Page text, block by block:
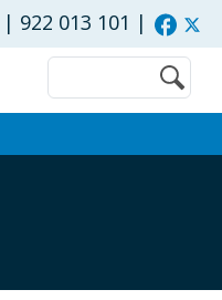
| 922 013 101 |
Buscar